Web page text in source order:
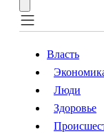
Власть
Происшествия
Власть
Люди
Здоровье